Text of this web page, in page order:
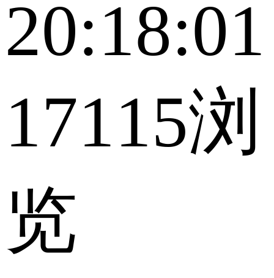
20:18:01
17115浏
览